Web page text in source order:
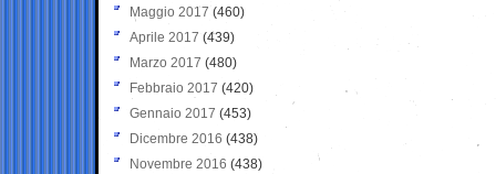
Maggio 2017 (460)
Aprile 2017 (439)
Marzo 2017 (480)
Febbraio 2017 (420)
Gennaio 2017 (453)
Dicembre 2016 (438)
Novembre 2016 (438)